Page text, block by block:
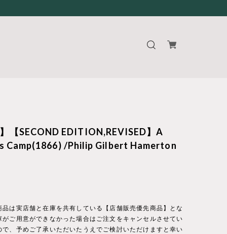
【SECOND EDITION,REVISED】A
Camp(1866) /Philip Gilbert Hamerton
は実店舗と在庫を共有している【店舗販売優先商品】とな
がご用意ができなかった場合はご注文をキャンセルさせてい
で、予めご了承いただいたうえでご検討いただけますと幸い